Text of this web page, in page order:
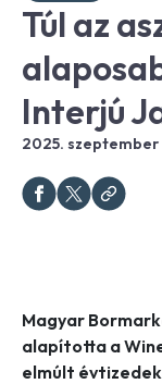
Túl az
Interjú
2025. szeptember
Magyar
alapította a
elmúlt